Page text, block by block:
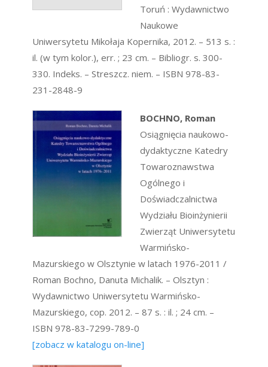
Toruń : Wydawnictwo
Naukowe
Uniwersytetu Mikołaja Kopernika, 2012. – 513 s. :
il. (w tym kolor.), err. ; 23 cm. – Bibliogr. s. 300-
330. Indeks. – Streszcz. niem. – ISBN 978-83-
231-2848-9
BOCHNO, Roman
Osiągnięcia naukowo-
dydaktyczne Katedry
Towaroznawstwa
Ogólnego i
Doświadczalnictwa
Wydziału Bioinżynierii
Zwierząt Uniwersytetu
Warmińsko-
Mazurskiego w Olsztynie w latach 1976-2011 /
Roman Bochno, Danuta Michalik. – Olsztyn :
Wydawnictwo Uniwersytetu Warmińsko-
Mazurskiego, cop. 2012. – 87 s. : il. ; 24 cm. –
ISBN 978-83-7299-789-0
[zobacz w katalogu on-line]